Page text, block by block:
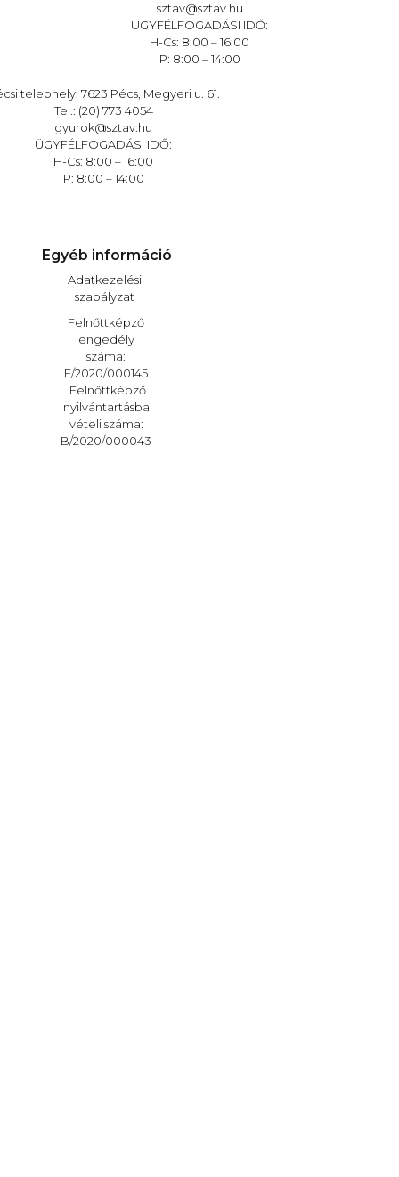
sztav@sztav.hu
ÜGYFÉLFOGADÁSI IDŐ:
H-Cs: 8:00 – 16:00
P: 8:00 – 14:00
telephely: 7623 Pécs, Megyeri u. 61.
Tel.: (20) 773 4054
gyurok@sztav.hu
ÜGYFÉLFOGADÁSI IDŐ:
H-Cs: 8:00 – 16:00
P: 8:00 – 14:00
Egyéb információ
Adatkezelési
szabályzat
Felnőttképző
engedély
száma:
E/2020/000145
Felnőttképző
nyilvántartásba
vételi száma:
B/2020/000043